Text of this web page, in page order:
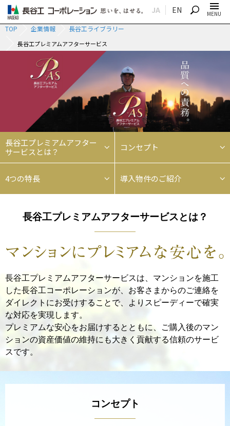
JA EN
SEARCH MENU
TOP 企業情報 長谷工ライブラリー
長谷工プレミアムアフターサービス
長谷工プレミアムアフター
サービスとは？
コンセプト
4つの特長 導入物件のご紹介
長谷工プレミアムアフターサービスとは？
長谷工プレミアムアフターサービスは、マンションを施工
した長谷工コーポレーションが、 お客さまからのご連絡を
ダイレクトにお受けすることで、
よりスピーディーで確実
な対応を実現します。
プレミアムな安心をお届けするとともに、ご購入後のマン
ションの資産価値の維持にも大きく貢献する信頼のサービ
スです。
コンセプト